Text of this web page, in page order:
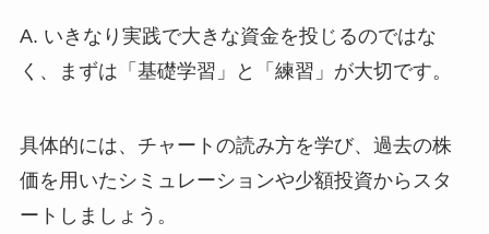
A. いきなり実践で大きな資金を投じるのではな
く、まずは「基礎学習」と「練習」が大切です。
具体的には、チャートの読み方を学び、過去の株
価を用いたシミュレーションや少額投資からスタ
ートしましょう。